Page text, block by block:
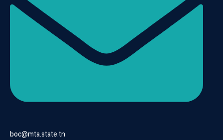
boc@mta.state.tn